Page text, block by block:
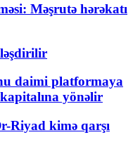
Məşrutə hərəkatı
daimi platformaya
yönəlir
Riyad kimə qarşı